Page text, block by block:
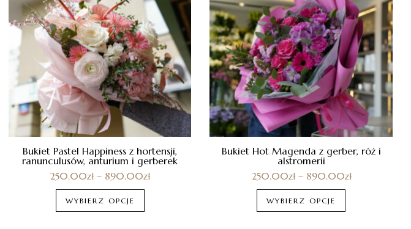
Bukiet Pastel Happiness z hortensji,
ranunculusów, anturium i gerberek
250.00zł – 890.00zł
WYBIERZ OPCJE
Bukiet Hot Magenda z gerber, róż i
alstromerii
250.00zł– 890.00zł
WYBIERZ OPCJE